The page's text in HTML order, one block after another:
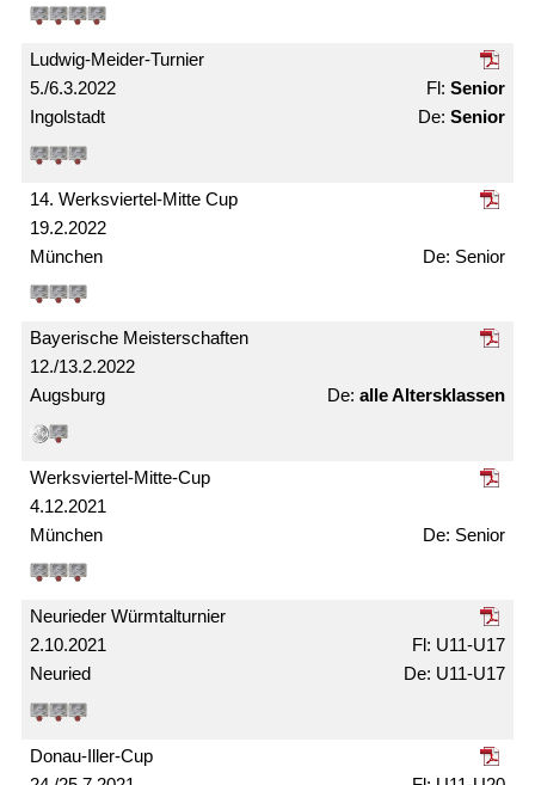
5./6.3.2022
Ludwig-Meider-Turnier
Ingolstadt
Senior
Senior
19.2.2022
14. Werksviertel-Mitte Cup
München Senior
12./13.2.2022
Bayerische Meister­schaften
Augsburg alle Alters­klassen
4.12.2021
Werksviertel-Mitte-Cup
München Senior
2.10.2021
Neurieder Würmtal­turnier
Neuried
U11-U17
U11-U17
Donau-Iller-Cup